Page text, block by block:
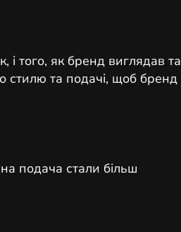
і того, як бренд виглядав та
стилю та подачі, щоб бренд
подача стали більш